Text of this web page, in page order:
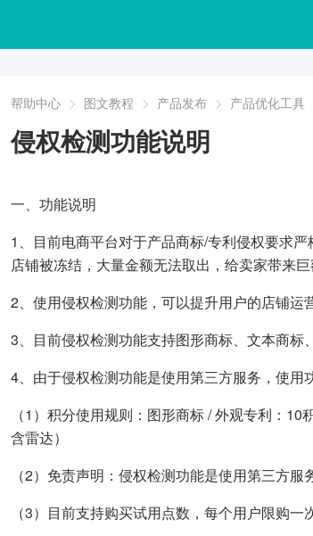
帮助中心 图文教程 产品发布 产品优化工具
侵权检测功能说明
一、功能说明
1、目前电商平台对于产品商标/专利侵权要求
店铺被冻结，大量金额无法取出，给卖家带来巨
2、使用侵权检测功能，可以提升用户的店铺
3、目前侵权检测功能支持图形商标、文本商
4、由于侵权检测功能是使用第三方服务，使
（1）积分使用规则：图形商标 / 外观专利：
含雷达）
（2）免责声明：侵权检测功能是使用第三方
（3）目前支持购买试用点数，每个用户限购一